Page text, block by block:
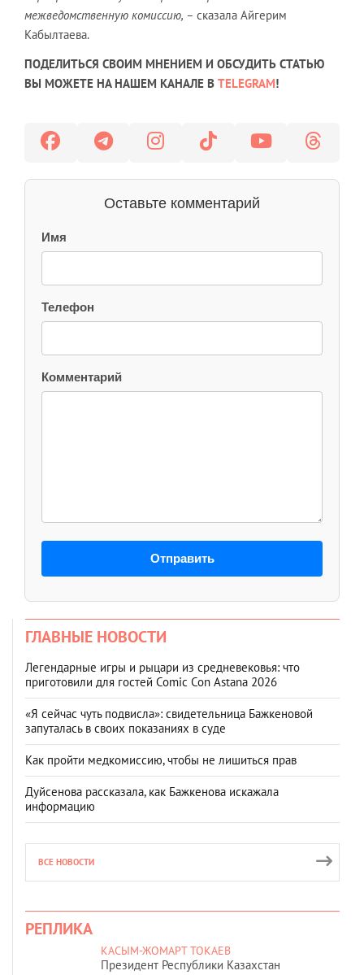
межведомственную комиссию, – сказала Айгерим
Кабылтаева.
ПОДЕЛИТЬСЯ СВОИМ МНЕНИЕМ И ОБСУДИТЬ СТАТЬЮ
ВЫ МОЖЕТЕ НА НАШЕМ КАНАЛЕ В TELEGRAM!
Оставьте комментарий
Имя
Телефон
Комментарий
Отправить
ГЛАВНЫЕ НОВОСТИ
Легендарные игры и рыцари из средневековья: что
приготовили для гостей Comic Con Astana 2026
«Я сейчас чуть подвисла»: свидетельница Бажкеновой
запуталась в своих показаниях в суде
Как пройти медкомиссию, чтобы не лишиться прав
Дуйсенова рассказала, как Бажкенова искажала
информацию
ВСЕ НОВОСТИ
РЕПЛИКА
КАСЫМ-ЖОМАРТ ТОКАЕВ
Президент Республики Казахстан